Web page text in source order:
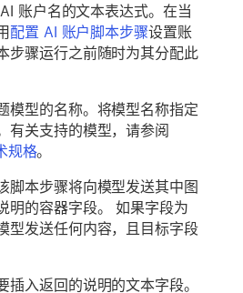
账户名的文本表达式。在当
配置 AI 账户脚本步骤设置账
步骤运行之前随时为其分配此
模型的名称。将模型名称指定
有关支持的模型，请参阅
规格。
脚本步骤将向模型发送其中图
明的容器字段。 如果字段为
型发送任何内容，且目标字段
插入返回的说明的文本字段。